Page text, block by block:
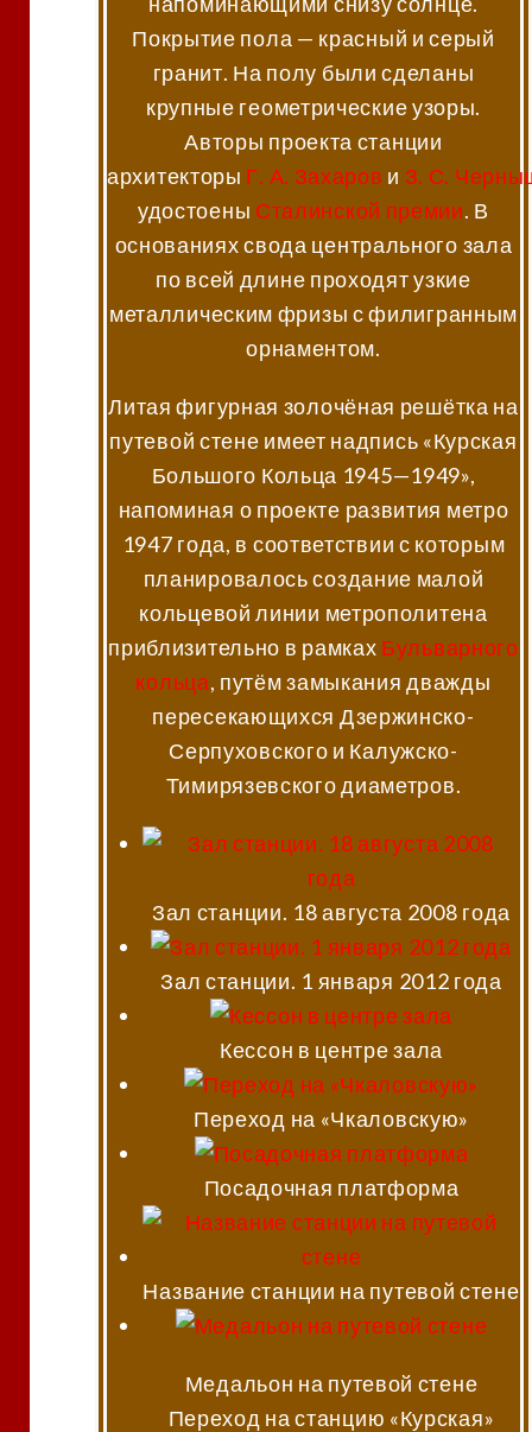
Покрытие пола — красный и серый
гранит. На полу были сделаны
крупные геометрические узоры.
Авторы проекта станции
архитекторы Г. А. Захаров и З. С.
удостоены Сталинской премии. В
основаниях свода центрального зала
по всей длине проходят узкие
металлическим фризы с филигранным
орнаментом.
Литая фигурная золочёная решётка на
путевой стене имеет надпись «Курская
Большого Кольца 1945—1949»,
напоминая о проекте развития метро
1947 года, в соответствии с которым
планировалось создание малой
кольцевой линии метрополитена
приблизительно в рамках Бульварного
кольца, путём замыкания дважды
пересекающихся Дзержинско-
Серпуховского и Калужско-
Тимирязевского диаметров.
Зал станции. 18 августа 2008 года
Зал станции. 1 января 2012 года
Кессон в центре зала
Переход на «Чкаловскую»
Посадочная платформа
Название станции на путевой стене
Медальон на путевой стене
Переход на станцию «Курская»